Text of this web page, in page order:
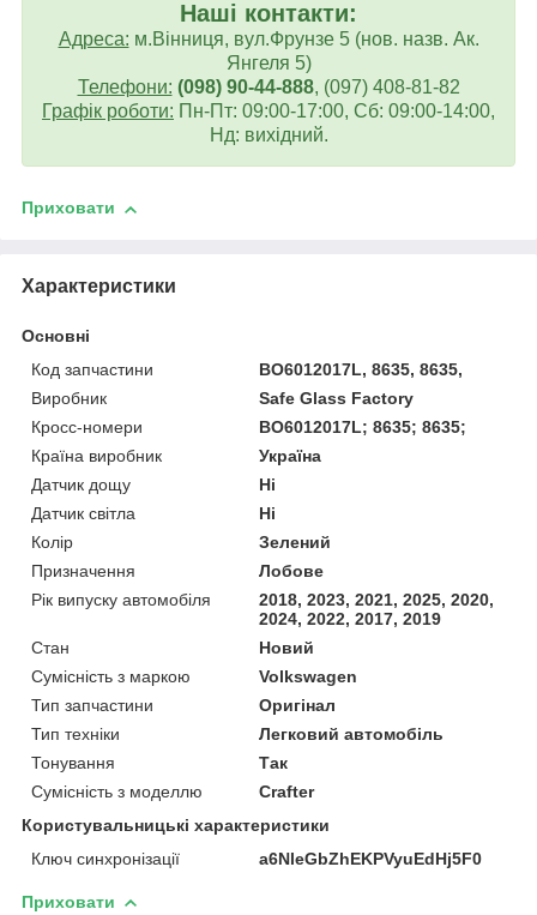
Наші контакти:
Адреса: м.Вінниця, вул.Фрунзе 5 (нов. назв. Ак.
Янгеля 5)
Телефони: (098) 90-44-888, (097) 408-81-82
Графік роботи: Пн-Пт: 09:00-17:00, Сб: 09:00-14:00,
Нд: вихідний.
Приховати
Характеристики
Основні
Код запчастини
BO6012017L, 8635, 8635,
Виробник
Safe Glass Factory
Кросс-номери
BO6012017L; 8635; 8635;
Країна виробник
Україна
Датчик дощу
Ні
Датчик світла
Ні
Колір
Зелений
Призначення
Лобове
Рік випуску автомобіля
2018, 2023, 2021, 2025, 2020,
2024, 2022, 2017, 2019
Стан
Новий
Сумісність з маркою
Volkswagen
Тип запчастини
Оригінал
Тип техніки
Легковий автомобіль
Тонування
Так
Сумісність з моделлю
Crafter
Користувальницькі характеристики
Ключ синхронізації
a6NleGbZhEKPVyuEdHj5F0
Приховати